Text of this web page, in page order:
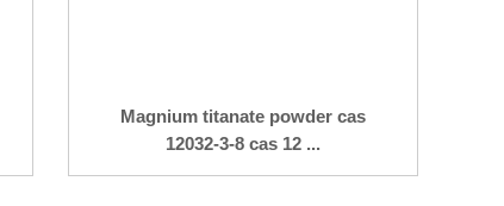
Magnium titanate powder cas
12032-3-8 cas 12 ...